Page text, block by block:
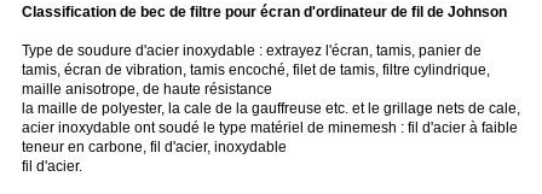
Classification de bec de filtre pour écran d'ordinateur de fil de Johnson
Type de soudure d'acier inoxydable : extrayez l'écran, tamis, panier de
tamis, écran de vibration, tamis encoché, filet de tamis, filtre cylindrique,
maille anisotrope, de haute résistance
la maille de polyester, la cale de la gauffreuse etc. et le grillage nets de cale,
acier inoxydable ont soudé le type matériel de minemesh : fil d'acier à faible
teneur en carbone, fil d'acier, inoxydable
fil d'acier.